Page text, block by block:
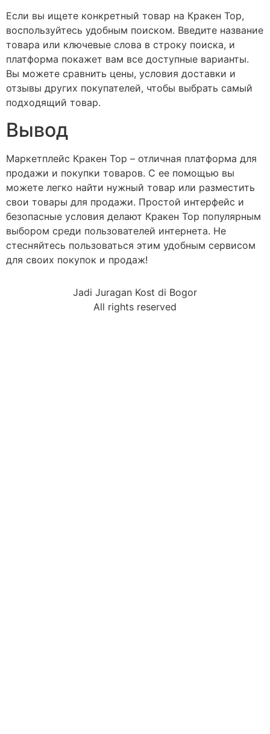
Если вы ищете конкретный товар на Кракен Тор,
воспользуйтесь удобным поиском. Введите название
товара или ключевые слова в строку поиска, и
платформа покажет вам все доступные варианты.
Вы можете сравнить цены, условия доставки и
отзывы других покупателей, чтобы выбрать самый
подходящий товар.
Вывод
Маркетплейс Кракен Тор – отличная платформа для
продажи и покупки товаров. С ее помощью вы
можете легко найти нужный товар или разместить
свои товары для продажи. Простой интерфейс и
безопасные условия делают Кракен Тор популярным
выбором среди пользователей интернета. Не
стесняйтесь пользоваться этим удобным сервисом
для своих покупок и продаж!
Jadi Juragan Kost di Bogor
All rights reserved